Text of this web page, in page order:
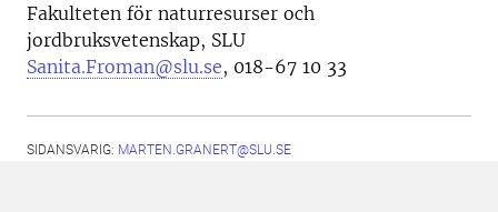
Fakulteten för naturresurser och
jordbruksvetenskap, SLU
Sanita.Froman@slu.se, 018-67 10 33
SIDANSVARIG: MARTEN.GRANERT@SLU.SE